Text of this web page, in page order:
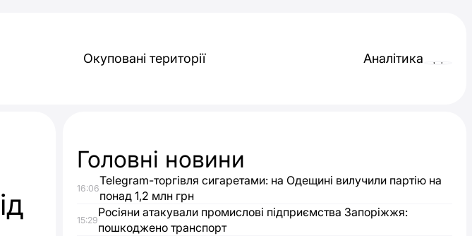
Окуповані території Аналітика
Головні новини
16:06
Telegram-торгівля сигаретами: на Одещині вилучили партію на
понад 1,2 млн грн
15:29
Росіяни атакували промислові підприємства Запоріжжя:
пошкоджено транспорт